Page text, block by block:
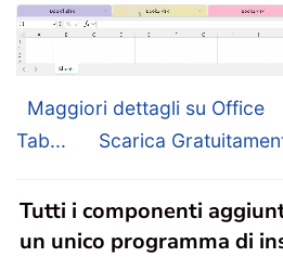
Maggiori dettagli su Office
Tab...
Scarica
Tutti i componenti
un unico programma di